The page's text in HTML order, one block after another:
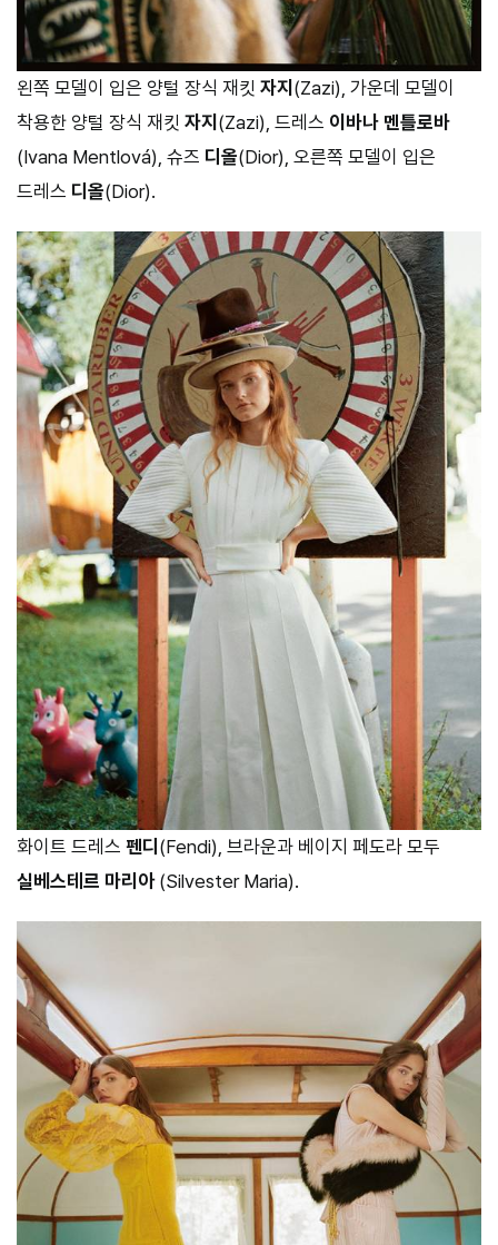
왼쪽 모델이 입은 양털 장식 재킷 자지 (Zazi), 가운데 모델이
착용한 양털 장식 재킷 자지 (Zazi), 드레스 이바나 멘틀로바
(Ivana Mentlová), 슈즈 디올(Dior), 오른쪽 모델이 입은
드레스 디올(Dior).
화이트 드레스 펜디 (Fendi), 브라운과 베이지 페도라 모두
실베스테르 마리아(Silvester Maria).